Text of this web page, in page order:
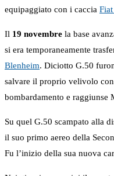
equipaggiato con i caccia
Il 19 novembre la base
si era temporaneamente
Blenheim. Diciotto G.50
salvare il proprio velivolo
bombardamento e raggiunse
Su quel G.50 scampato alla
il suo primo aereo della
Fu l’inizio della sua nuova